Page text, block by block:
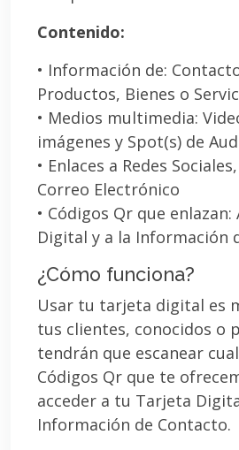
Contenido:
• Información de:
Productos, Bienes o
• Medios multimedia:
imágenes y Spot(s) de
• Enlaces a Redes
Correo Electrónico
• Códigos Qr que
Digital y a la Información
¿Cómo funciona?
Usar tu tarjeta digital es
tus clientes, conocidos o
tendrán que escanear
Códigos Qr que te
acceder a tu Tarjeta
Información de Contacto.